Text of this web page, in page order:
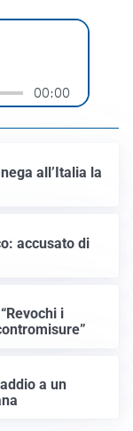
all’Italia la
accusato di
i
a un